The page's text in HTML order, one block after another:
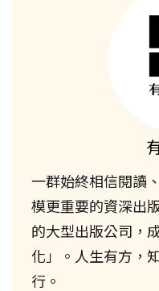
一群始終相信閱讀
模更重要的資深出
的大型出版公司，
化」。人生有方，
行。